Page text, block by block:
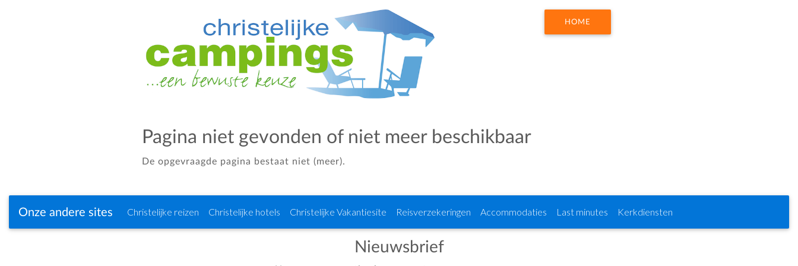
HOME
Pagina niet gevonden of niet meer beschikbaar
De opgevraagde pagina bestaat niet (meer).
Onze andere sites Christelijke reizen Christelijke hotels Christelijke Vakantiesite Reisverzekeringen Accommodaties Last minutes Kerkdiensten
Nieuwsbrief